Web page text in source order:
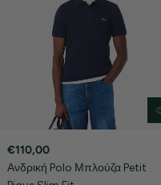
€110,00
Ανδρική Polo Μπλούζα Petit